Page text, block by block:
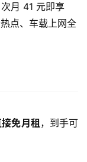
月 41 元即享
点、车载上网全
免月租 ，到手可